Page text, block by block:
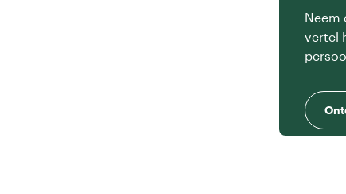
Neem
vertel